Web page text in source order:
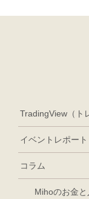
TradingView（ト
イベントレポート
コラム
Mihoのお金と